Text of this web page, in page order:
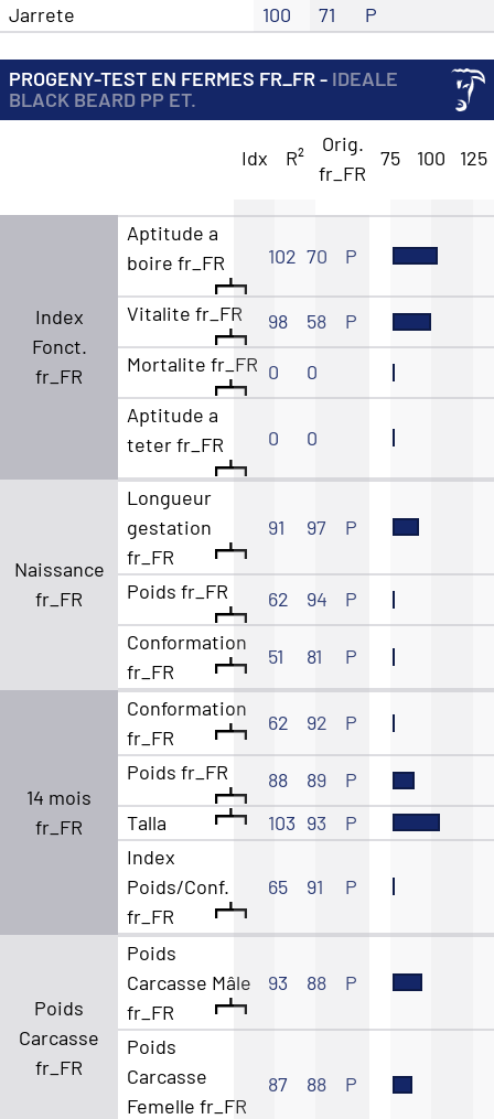
Jarrete
100 71 P
PROGENY-TEST EN FERMES FR_FR - IDEALE
BLACK BEARD PP ET.
Idx R²
Orig.
fr_FR
75 100 125
Index
Fonct.
fr_FR
Aptitude a
boire fr_FR
102 70 P
Vitalite fr_FR 98 58
P
Mortalite fr_FR 0
0
Aptitude a
teter fr_FR
0 0
Naissance
fr_FR
Longueur
gestation
fr_FR
91 97 P
Poids fr_FR 62 94
P
Conformation
fr_FR
51 81 P
14 mois
fr_FR
Conformation
fr_FR
62 92 P
Poids fr_FR 88 89
P
Talla
103 93
P
Index
Poids/Conf.
fr_FR
65 91 P
Poids
Carcasse
fr_FR
Poids
Carcasse Mâle
fr_FR
93 88 P
Poids
Carcasse
Femelle fr_FR
87 88 P